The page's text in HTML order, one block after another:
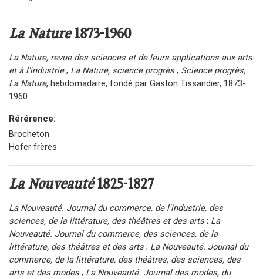
La Nature1873-1960
La Nature, revue des sciences et de leurs applications aux arts
et à l'industrie; La Nature, science progrès ; Science progrès,
La Nature, hebdomadaire, fondé par Gaston Tissandier, 1873-
1960.
Rérérence:
Brocheton
Hofer frères
La Nouveauté1825-1827
La Nouveauté. Journal du commerce, de l'industrie, des
sciences, de la littérature, des théâtres et des arts ; La
Nouveauté. Journal du commerce, des sciences, de la
littérature, des théâtres et des arts ; La Nouveauté. Journal du
commerce, de la littérature, des théâtres, des sciences, des
arts et des modes ; La Nouveauté. Journal des modes, du